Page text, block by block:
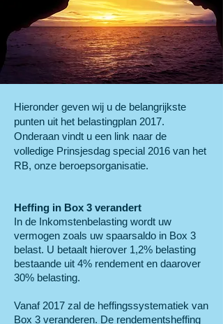
Hieronder geven wij u de belangrijkste
punten uit het belastingplan 2017.
Onderaan vindt u een link naar de
volledige Prinsjesdag special 2016 van het
RB, onze beroepsorganisatie.
Heffing in Box 3 verandert
In de Inkomstenbelasting wordt uw
vermogen zoals uw spaarsaldo in Box 3
belast. U betaalt hierover 1,2% belasting
bestaande uit 4% rendement en daarover
30% belasting.
Vanaf 2017 zal de heffingssystematiek van
Box 3 veranderen. De rendementsheffing